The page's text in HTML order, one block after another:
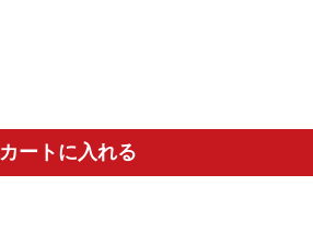
カートに入れる